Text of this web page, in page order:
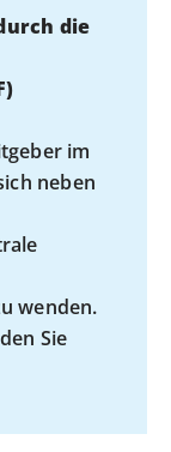
die
im
neben
wenden.
Sie